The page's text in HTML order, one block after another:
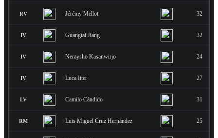
RV Jérémy Mellot 32
IV Guangtai Jiang 32
IV Neraysho Kasanwirjo 24
IV Luca Itter 27
LV Camilo Cándido 31
RM Luis Miguel Cruz Hernández 25